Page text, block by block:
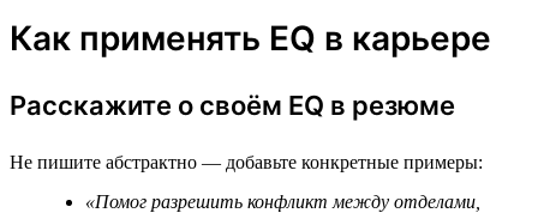
Как применять EQ в карьере
Расскажите о своём EQ в резюме
Не пишите абстрактно — добавьте конкретные примеры:
«Помог разрешить конфликт между отделами,